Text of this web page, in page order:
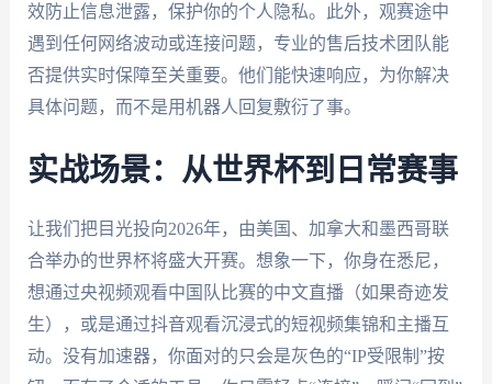
效防止信息泄露，保护你的个人隐私。此外，观赛途中
遇到任何网络波动或连接问题，专业的售后技术团队能
否提供实时保障至关重要。他们能快速响应，为你解决
具体问题，而不是用机器人回复敷衍了事。
实战场景：从世界杯到日常赛事
让我们把目光投向2026年，由美国、加拿大和墨西哥联
合举办的世界杯将盛大开赛。想象一下，你身在悉尼，
想通过央视频观看中国队比赛的中文直播（如果奇迹发
生），或是通过抖音观看沉浸式的短视频集锦和主播互
动。没有加速器，你面对的只会是灰色的“IP受限制”按